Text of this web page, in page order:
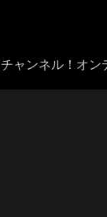
チャンネル！オン